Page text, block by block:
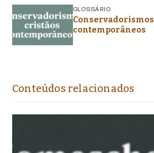
GLOSSÁRIO
contemporâneos
Conteúdos relacionados